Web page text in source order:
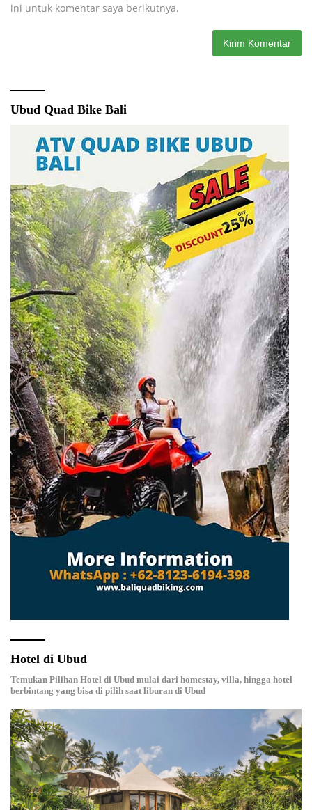
ini untuk komentar saya berikutnya.
Ubud Quad Bike Bali
Hotel di Ubud
Temukan Pilihan Hotel di Ubud mulai dari homestay, villa, hingga hotel
berbintang yang bisa di pilih saat liburan di Ubud